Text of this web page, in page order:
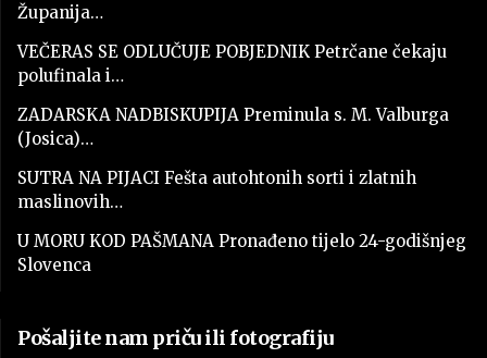
Županija…
VEČERAS SE ODLUČUJE POBJEDNIK Petrčane čekaju
polufinala i…
ZADARSKA NADBISKUPIJA Preminula s. M. Valburga
(Josica)…
SUTRA NA PIJACI Fešta autohtonih sorti i zlatnih
maslinovih…
U MORU KOD PAŠMANA Pronađeno tijelo 24-godišnjeg
Slovenca
Pošaljite nam priču ili fotografiju